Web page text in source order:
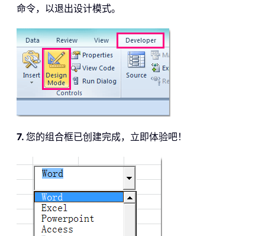
命令，以退出设计模式。
7. 您的组合框已创建完成，立即体验吧！